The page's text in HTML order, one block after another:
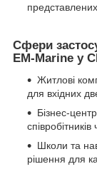
представлених
Сфери
EM-Marine у
Житлові
для вхідних
Бізнес-
Школи та
рішення для